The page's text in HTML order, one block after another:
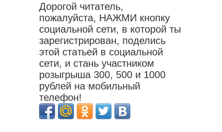
Дорогой читатель,
пожалуйста, НАЖМИ кнопку
социальной сети, в которой ты
зарегистрирован, поделись
этой статьей в социальной
сети, и стань участником
розыгрыша 300, 500 и 1000
рублей на мобильный
телефон!